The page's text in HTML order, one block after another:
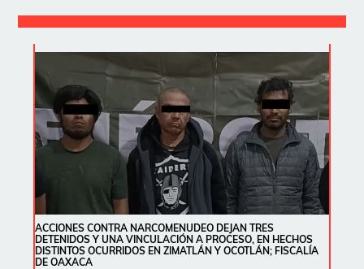
ACCIONES CONTRA NARCOMENUDEO DEJAN TRES
DETENIDOS Y UNA VINCULACIÓN A PROCESO, EN HECHOS
DISTINTOS OCURRIDOS EN ZIMATLÁN Y OCOTLÁN; FISCALÍA
DE OAXACA